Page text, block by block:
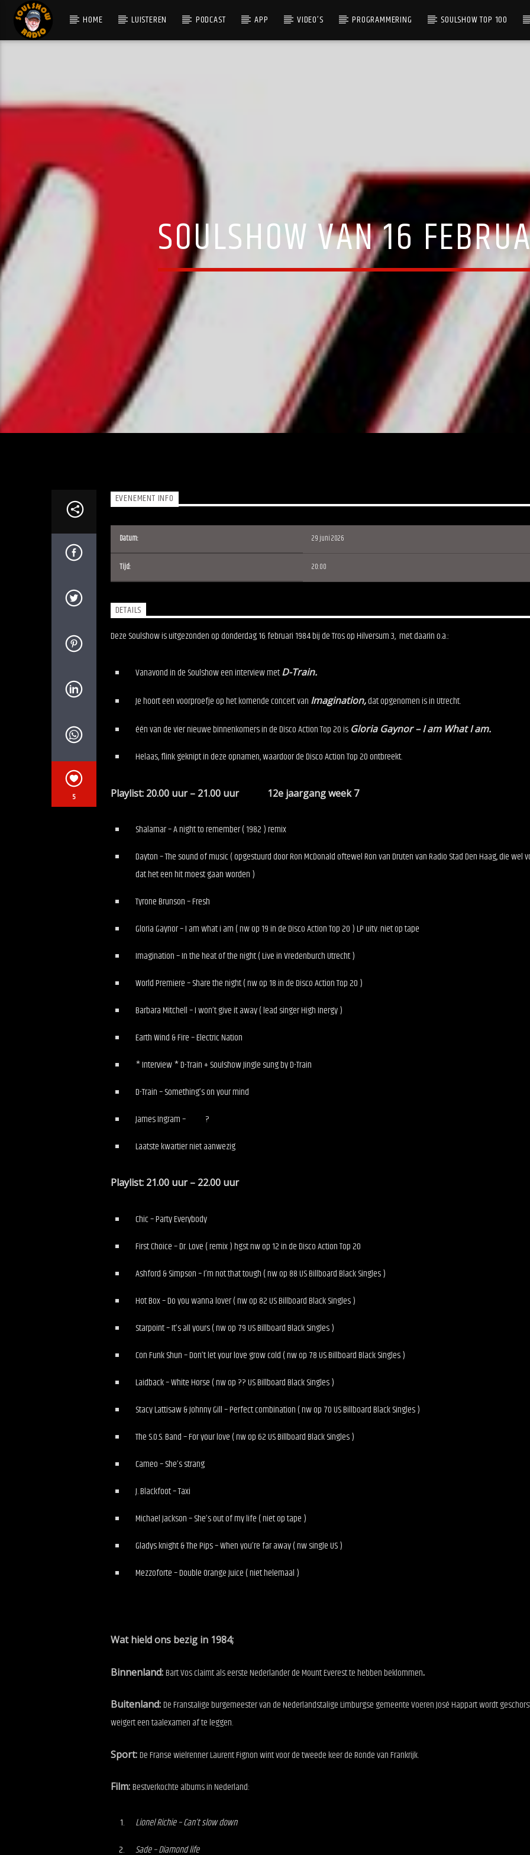
HOME LUISTEREN PODCAST APP VIDEO’S PROGRAMMERING SOULSHOW TOP 100
SOULSHOW VAN 16
5
EVENEMENT INFO
Datum: 29 juni 2026
Tijd: 20:00
DETAILS
Deze Soulshow is uitgezonden op donderdag 16 februari 1984bij de Tros op Hilversum 3, met daarin o.a.:
Vanavond in de Soulshow een interview metD-Train.
Je hoort een voorproefje op het komende concert van Imagination,dat opgenomen is in Utrecht.
één van de vier nieuwe binnenkomers in de Disco Action Top 20 is Gloria Gaynor – I am What I am.
Helaas, flink geknipt in deze opnamen, waardoor de Disco Action Top 20 ontbreekt.
Playlist: 20.00 uur – 21.00 uur 12e jaargang week 7
Shalamar – A night to remember ( 1982 ) remix
Dayton – The sound of music ( opgestuurd door Ron McDonald oftewel Ron van Druten van Radio Stad Den Haag, die wel
dat het een hit moest gaan worden )
Tyrone Brunson – Fresh
Gloria Gaynor – I am what i am ( nw op 19 in de Disco Action Top 20 ) LP uitv. niet op tape
Imagination – In the heat of the night ( Live in Vredenburch Utrecht )
World Premiere – Share the night ( nw op 18 in de Disco Action Top 20 )
Barbara Mitchell – I won’t give it away ( lead singer High Inergy )
Earth Wind & Fire – Electric Nation
* Interview * D-Train + Soulshow Jingle sung by D-Train
D-Train – Something’s on your mind
James Ingram – ?
Laatste kwartier niet aanwezig
Playlist: 21.00 uur – 22.00 uur
Chic – Party Everybody
First Choice – Dr. Love ( remix ) hgst nw op 12 in de Disco Action Top 20
Ashford & Simpson – I’m not that tough ( nw op 88 US Billboard Black Singles )
Hot Box – Do you wanna lover ( nw op 82 US Billboard Black Singles )
Starpoint – It’s all yours ( nw op 79 US Billboard Black Singles )
Con Funk Shun – Don’t let your love grow cold ( nw op 78 US Billboard Black Singles )
Laidback – White Horse ( nw op ?? US Billboard Black Singles )
Stacy Lattisaw & Johnny Gill – Perfect combination ( nw op 70 US Billboard Black Singles )
The S.O.S. Band – For your love ( nw op 62 US Billboard Black Singles )
Cameo – She’s strang
J. Blackfoot – Taxi
Michael Jackson – She’s out of my life ( niet op tape )
Gladys knight & The Pips – When you’re far away ( nw single US )
Mezzoforte – Double Orange Juice ( niet helemaal )
Wat hield ons bezig in 1984;
Binnenland:Bart Vos claimt als eerste Nederlander de Mount Everest te hebben beklommen.
Buitenland:De Franstalige burgemeester van de Nederlandstalige Limburgse gemeenteVoeren José Happart wordt
weigert een taalexamen af te leggen.
Sport:De Franse wielrenner Laurent Fignon wint voor de tweede keer de Ronde van Frankrijk.
Film:Bestverkochte albums in Nederland:
Lionel Richie – Can’t slow down
Sade – Diamond life